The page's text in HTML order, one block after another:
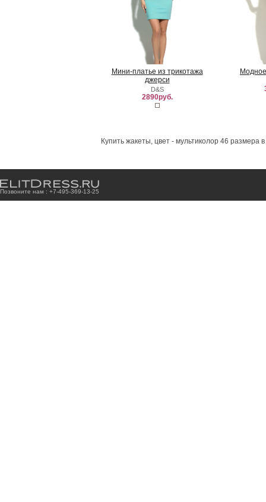
Мини-платье из трикотажа
джерси
D&S
2890руб.
Купить жакеты, цвет - мультиколор 46 размера
Позвоните нам : +7-495-369-13-25